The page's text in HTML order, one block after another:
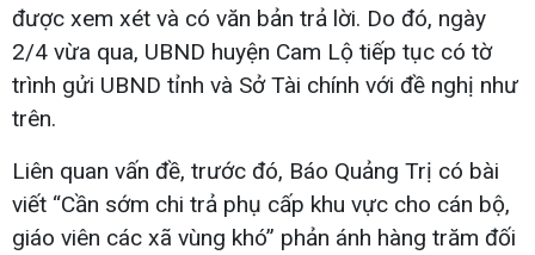
được xem xét và có văn bản trả lời. Do đó, ngày
2/4 vừa qua, UBND huyện Cam Lộ tiếp tục có tờ
trình gửi UBND tỉnh và Sở Tài chính với đề nghị như
trên.
Liên quan vấn đề, trước đó, Báo Quảng Trị có bài
viết “Cần sớm chi trả phụ cấp khu vực cho cán bộ,
giáo viên các xã vùng khó” phản ánh hàng trăm đối